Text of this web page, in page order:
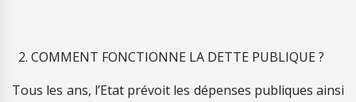
COMMENT FONCTIONNE LA DETTE PUBLIQUE ?
Tous les ans, l’Etat prévoit les dépenses publiques ainsi